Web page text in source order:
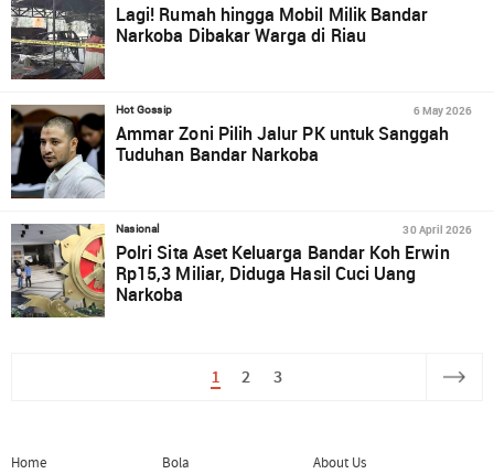
Lagi! Rumah hingga Mobil Milik Bandar
Narkoba Dibakar Warga di Riau
Hot Gossip 6 May 2026
Ammar Zoni Pilih Jalur PK untuk Sanggah
Tuduhan Bandar Narkoba
Nasional 30 April 2026
Polri Sita Aset Keluarga Bandar Koh Erwin
Rp15,3 Miliar, Diduga Hasil Cuci Uang
Narkoba
1 2 3
Home
Bola
About Us